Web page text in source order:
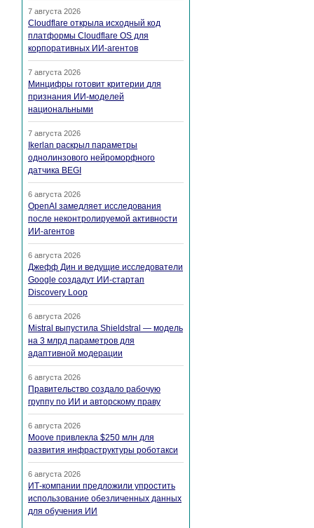
7 августа 2026
Cloudflare открыла исходный код
платформы Cloudflare OS для
корпоративных ИИ-агентов
7 августа 2026
Минцифры готовит критерии для
признания ИИ-моделей
национальными
7 августа 2026
Ikerlan раскрыл параметры
однолинзового нейроморфного
датчика BEGI
6 августа 2026
OpenAI замедляет исследования
после неконтролируемой активности
ИИ-агентов
6 августа 2026
Джефф Дин и ведущие исследователи
Google создадут ИИ-стартап
Discovery Loop
6 августа 2026
Mistral выпустила Shieldstral — модель
на 3 млрд параметров для
адаптивной модерации
6 августа 2026
Правительство создало рабочую
группу по ИИ и авторскому праву
6 августа 2026
Moove привлекла $250 млн для
развития инфраструктуры роботакси
6 августа 2026
ИТ-компании предложили упростить
использование обезличенных данных
для обучения ИИ